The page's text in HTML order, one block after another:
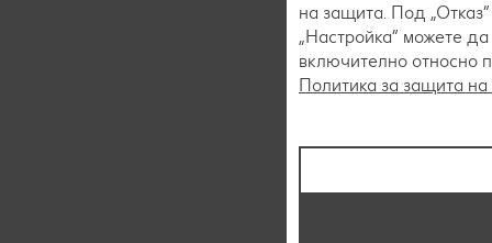
на защита. Под
„Настройка“ можете
включително относно
Политика за защита